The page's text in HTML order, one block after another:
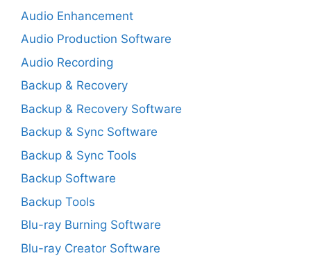
Audio Enhancement
Audio Production Software
Audio Recording
Backup & Recovery
Backup & Recovery Software
Backup & Sync Software
Backup & Sync Tools
Backup Software
Backup Tools
Blu-ray Burning Software
Blu-ray Creator Software